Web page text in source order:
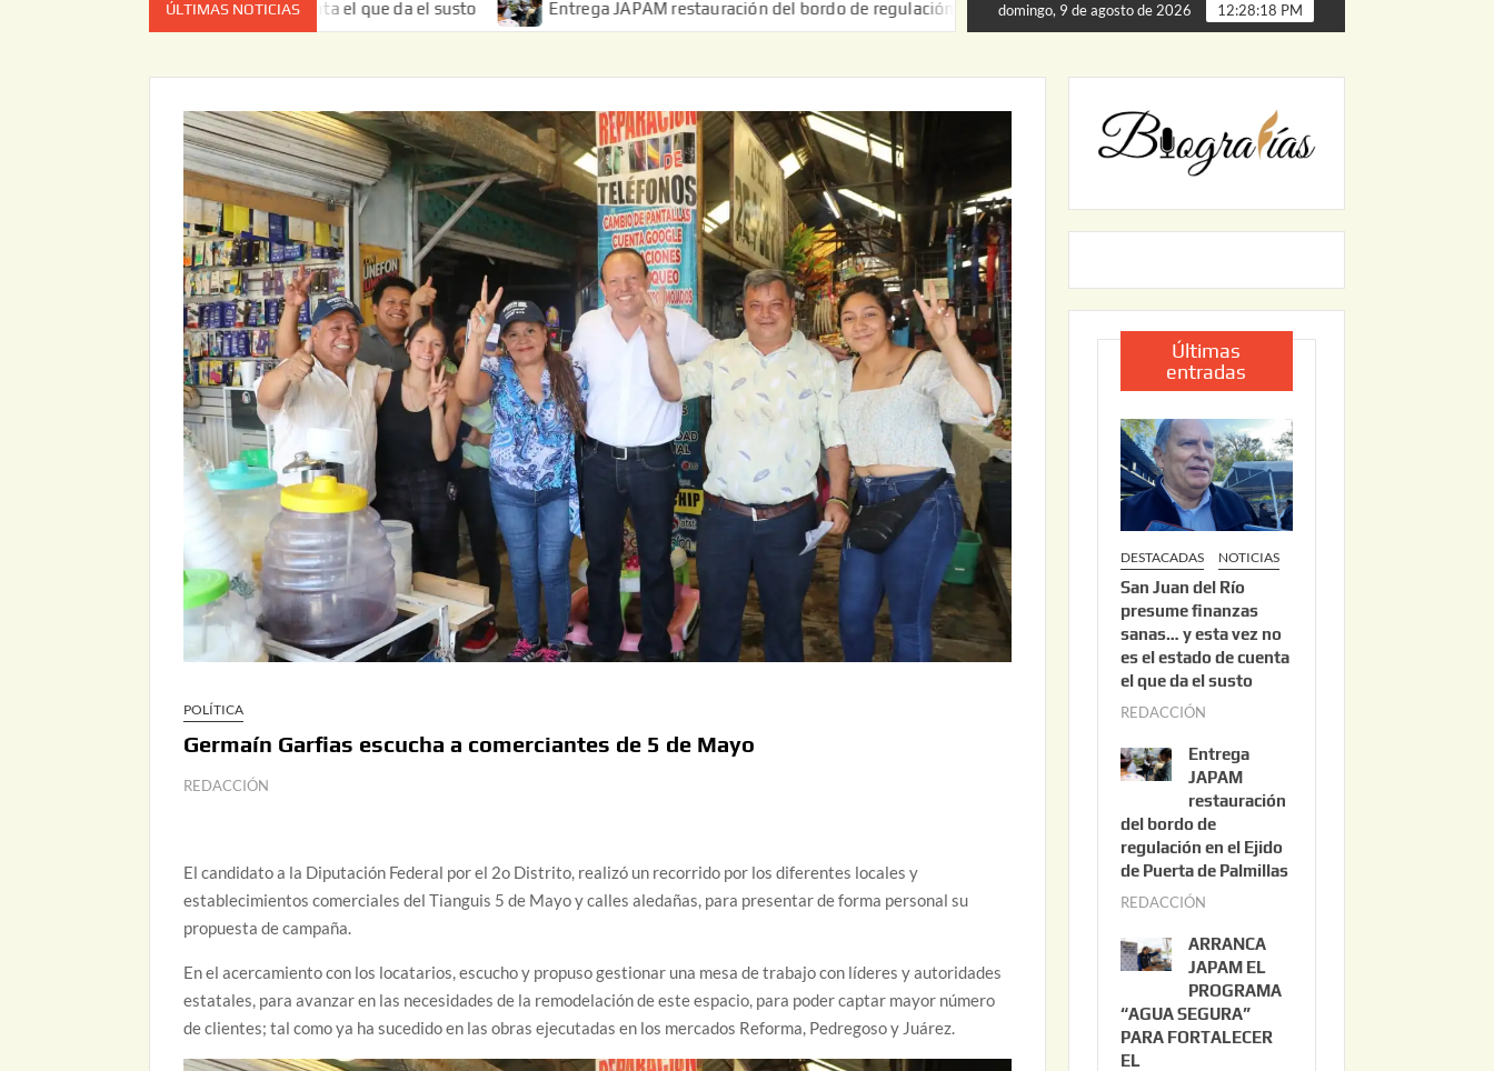
ÚLTIMAS NOTICIAS
no es el estado de cuenta el que da el susto Entrega JAPAM restauración del bordo de regulación en el Ejido de Puerta de Palmillas ARRANCA JAPAM EL PROGRAMA “AGUA
domingo, 9 de agosto de 2026 12:28:19 PM
POLÍTICA
Germaín Garfias escucha a comerciantes de 5 de Mayo
REDACCIÓN
El candidato a la Diputación Federal por el 2o Distrito, realizó un recorrido por los diferentes locales y
establecimientos comerciales del Tianguis 5 de Mayo y calles aledañas, para presentar de forma personal su
propuesta de campaña.
En el acercamiento con los locatarios, escucho y propuso gestionar una mesa de trabajo con líderes y autoridades
estatales, para avanzar en las necesidades de la remodelación de este espacio, para poder captar mayor número
de clientes; tal como ya ha sucedido en las obras ejecutadas en los mercados Reforma, Pedregoso y Juárez.
Últimas
entradas
DESTACADAS NOTICIAS
San Juan del Río
presume finanzas
sanas… y esta vez no
es el estado de cuenta
el que da el susto
REDACCIÓN
o
s
t
o
3
2
0
2
6
Entrega
JAPAM
restauración
del bordo de
regulación en el Ejido
de Puerta de Palmillas
REDACCIÓN
l
i
o
2
ARRANCA
JAPAM EL
PROGRAMA
“AGUA SEGURA”
PARA FORTALECER
EL